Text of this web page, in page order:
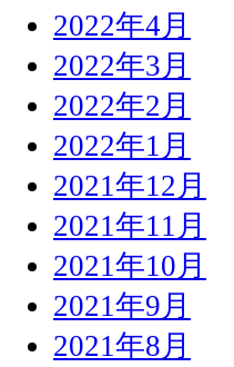
2022年4月
2022年3月
2022年2月
2022年1月
2021年12月
2021年11月
2021年10月
2021年9月
2021年8月